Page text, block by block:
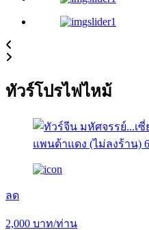
ทัวร์โปรไฟไหม้
ลด
2,000 บาท/ท่าน